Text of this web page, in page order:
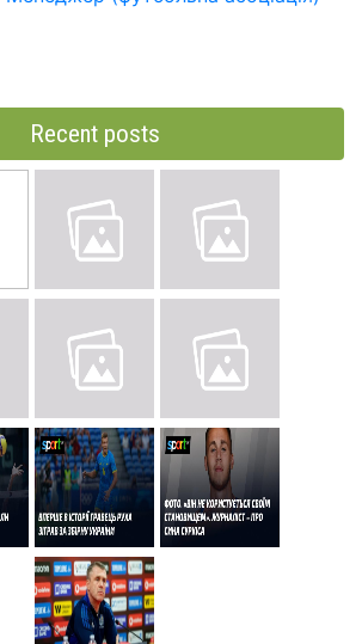
Recent posts